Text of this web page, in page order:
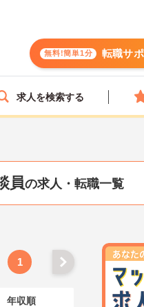
無料!簡単1分 転職サ
求人を検索する
員の求人・転職一覧
1
年収順